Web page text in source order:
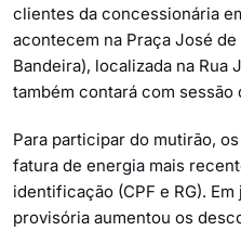
clientes da concessionária
acontecem na Praça José
Bandeira), localizada na Rua
também contará com sessão
Para participar do mutirão,
fatura de energia mais
identificação (CPF e RG).
provisória aumentou os